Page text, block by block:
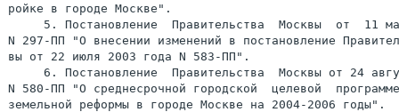
ройке в городе Москве".
5. Постановление  Правительства  Москвы  от  11
N 297-ПП "О внесении изменений в постановление
вы от 22 июля 2003 года N 583-ПП".
6. Постановление  Правительства  Москвы от 24
N 580-ПП "О среднесрочной городской  целевой
земельной реформы в городе Москве на 2004-2006 годы".